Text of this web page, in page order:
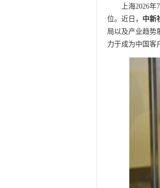
上海2026
位。近日， 中新
局以及产业趋势
力于成为中国客